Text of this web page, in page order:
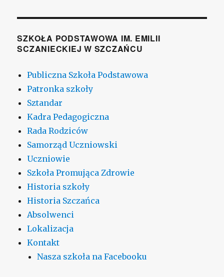
SZKOŁA PODSTAWOWA IM. EMILII
SCZANIECKIEJ W SZCZAŃCU
Publiczna Szkoła Podstawowa
Patronka szkoły
Sztandar
Kadra Pedagogiczna
Rada Rodziców
Samorząd Uczniowski
Uczniowie
Szkoła Promująca Zdrowie
Historia szkoły
Historia Szczańca
Absolwenci
Lokalizacja
Kontakt
Nasza szkoła na Facebooku